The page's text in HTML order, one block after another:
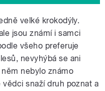
velké krokodýly.
jsou známí i samci
všeho preferuje
nevyhýbá se ani
nebylo známo
snaží druh poznat a